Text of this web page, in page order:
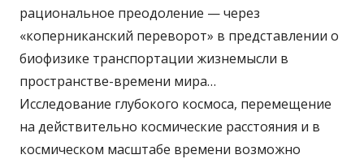
рациональное преодоление — через
«коперниканский переворот» в представлении о
биофизике транспортации жизнемысли в
пространстве-времени мира…
Исследование глубокого космоса, перемещение
на действительно космические расстояния и в
космическом масштабе времени возможно